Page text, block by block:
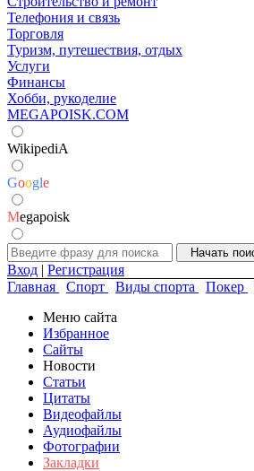
Телефония и связь
Торговля
Туризм, путешествия, отдых
Услуги
Финансы
Хобби, рукоделие
MEGAPOISK.COM
WikipediA
Google
Megapoisk
Вход | Регистрация
Главная
Спорт Виды спорта Покер
Меню сайта
Избранное
Сайты
Новости
Статьи
Цитаты
Видеофайлы
Аудиофайлы
Фотографии
Закладки